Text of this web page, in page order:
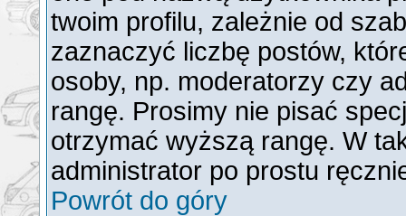
twoim profilu, zależnie od
zaznaczyć liczbę postów,
osoby, np. moderatorzy czy
rangę. Prosimy nie pisać
otrzymać wyższą rangę. W
administrator po prostu
Powrót do góry